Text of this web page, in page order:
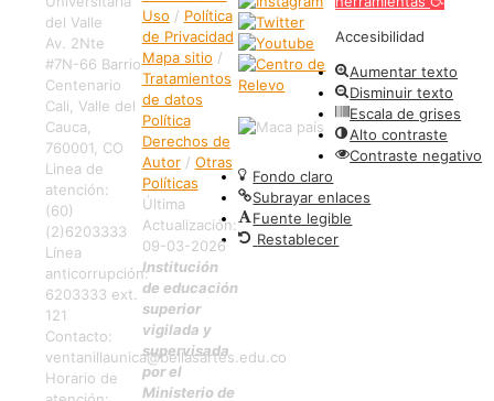
del Valle
Av. 2Nte
#7N-66 Barrio
Centenario
Cali, Valle del
Cauca,
760001, CO
Linea de
atención:
(60)
(2)6203333
Línea
anticorrupción:
6203333 ext.
121
Contacto:
ventanillaunica@bellasartes.edu.co
Horario de
Uso / Política
de Privacidad
Mapa sitio /
Tratamientos
de datos
Política
Derechos de
Autor/ Otras
Políticas
Última
Actualización:
09-03-2026
Institución
de educación
superior
vigilada y
supervisada
por el
Ministerio de
Accesibilidad
Aumentar texto
Disminuir texto
Escala de grises
Alto contraste
Contraste negativo
Fondo claro
Subrayar enlaces
Fuente legible
Restablecer